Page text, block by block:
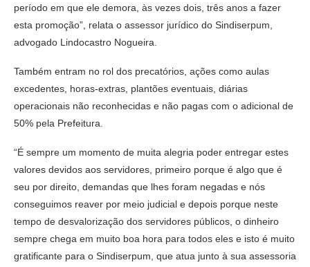
período em que ele demora, às vezes dois, três anos a fazer
esta promoção”, relata o assessor jurídico do Sindiserpum,
advogado Lindocastro Nogueira.
Também entram no rol dos precatórios, ações como aulas
excedentes, horas-extras, plantões eventuais, diárias
operacionais não reconhecidas e não pagas com o adicional de
50% pela Prefeitura.
“É sempre um momento de muita alegria poder entregar estes
valores devidos aos servidores, primeiro porque é algo que é
seu por direito, demandas que lhes foram negadas e nós
conseguimos reaver por meio judicial e depois porque neste
tempo de desvalorização dos servidores públicos, o dinheiro
sempre chega em muito boa hora para todos eles e isto é muito
gratificante para o Sindiserpum, que atua junto à sua assessoria